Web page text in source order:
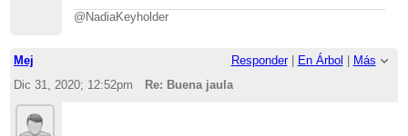
@NadiaKeyholder
Mej Responder| En Árbol
Más
Dic 31, 2020; 12:52pm
Re: Buena jaula